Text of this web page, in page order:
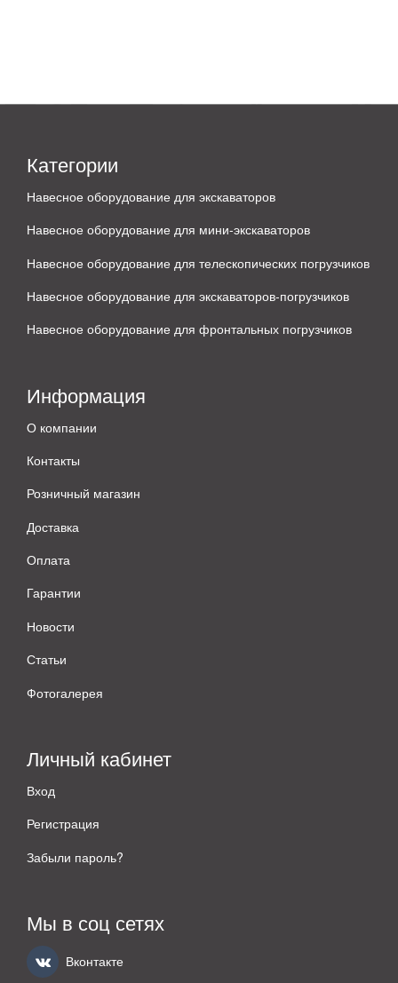
Категории
Навесное оборудование для экскаваторов
Навесное оборудование для мини-экскаваторов
Навесное оборудование для телескопических погрузчиков
Навесное оборудование для экскаваторов-погрузчиков
Навесное оборудование для фронтальных погрузчиков
Информация
О компании
Контакты
Розничный магазин
Доставка
Оплата
Гарантии
Новости
Статьи
Фотогалерея
Личный кабинет
Вход
Регистрация
Забыли пароль?
Мы в соц сетях
Вконтакте